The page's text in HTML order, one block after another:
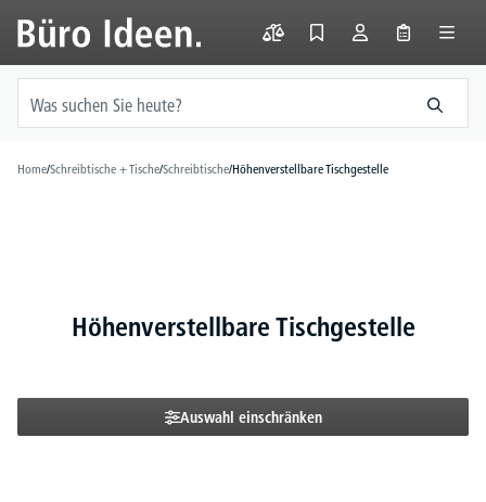
springen
Home/Schreibtische + Tische/Schreibtische/Höhenverstellbare Tischgestelle
Höhenverstellbare Tischgestelle
Auswahl einschränken